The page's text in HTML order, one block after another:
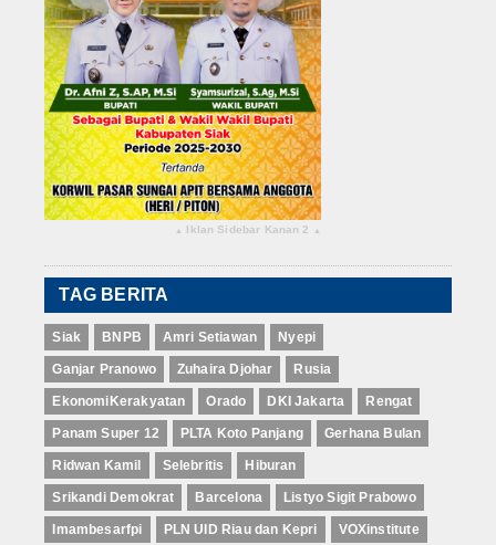
▴ Iklan Sidebar Kanan 2 ▴
TAG BERITA
Siak BNPB Amri Setiawan Nyepi
Ganjar Pranowo Zuhaira Djohar Rusia
EkonomiKerakyatan Orado DKI Jakarta Rengat
Panam Super 12 PLTA Koto Panjang Gerhana Bulan
Ridwan Kamil Selebritis Hiburan
Srikandi Demokrat Barcelona Listyo Sigit Prabowo
Imambesarfpi PLN UID Riau dan Kepri VOXinstitute